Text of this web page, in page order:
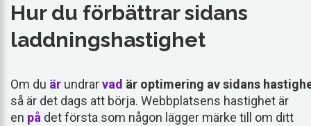
Hur du förbättrar sidans
laddningshastighet
Om du är undrarvad är optimering av sidans
så är det dags att börja. Webbplatsens hastighet är
en på det första som någon lägger märke till om ditt